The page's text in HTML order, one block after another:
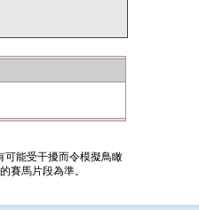
可能受干擾而令模擬鳥瞰
賽馬片段為準。